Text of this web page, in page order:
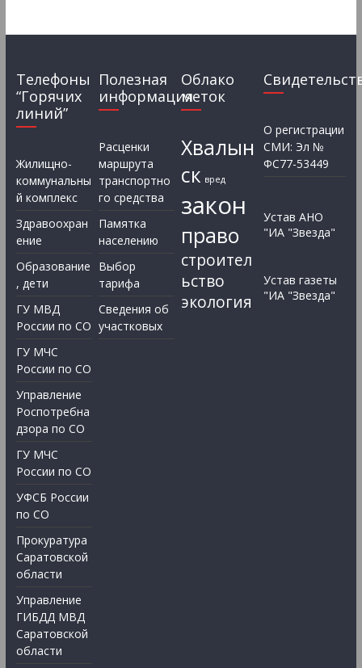
Телефоны
“Горячих
линий”
Жилищно-
коммунальны
й комплекс
Здравоохран
ение
Образование
, дети
ГУ МВД
России по СО
ГУ МЧС
России по СО
Управление
Роспотребна
дзора по СО
ГУ МЧС
России по СО
УФСБ России
по СО
Прокуратура
Саратовской
области
Управление
ГИБДД МВД
Саратовской
области
Полезная
информация
Расценки
маршрута
транспортно
го средства
Памятка
населению
Выбор
тарифа
Сведения об
участковых
Облако
меток
Хвалын
ск вред
закон
право
строител
ьство
экология
О регистрации
СМИ: Эл №
ФС77-53449
Устав АНО
"ИА "Звезда"
Устав газеты
"ИА "Звезда"